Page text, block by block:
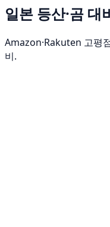
일본 등산·곰 대
Amazon·Rakuten 고평
비.